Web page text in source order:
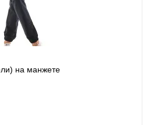
на манжете